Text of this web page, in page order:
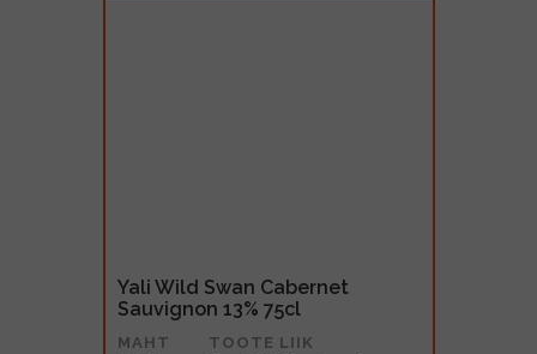
Yali Wild Swan Cabernet
Sauvignon 13% 75cl
MAHT
TOOTE LIIK